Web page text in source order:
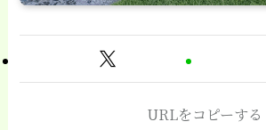
URLをコピーする